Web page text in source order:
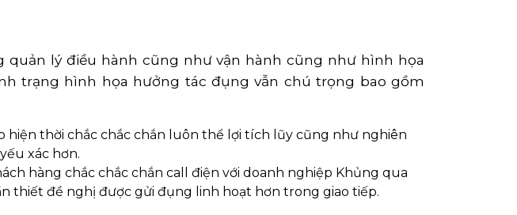
lý điều hành cũng như vận hành cũng như hình họa
trạng hình họa hưởng tác đụng vẫn chú trọng bao gồm
hiện thời chắc chắc chắn luôn thể lợi tích lũy cũng như nghiên
xác hơn.
hàng chắc chắc chắn call điện với doanh nghiệp Khủng qua
thiết đề nghị được gửi đụng linh hoạt hơn trong giao tiếp.